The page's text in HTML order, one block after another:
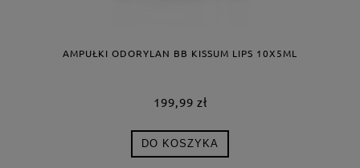
AMPUŁKI ODORYLAN BB KISSUM LIPS 10X5ML
199,99 zł
DO KOSZYKA